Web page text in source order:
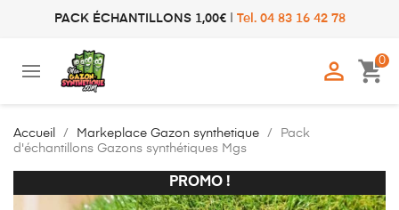
PACK ÉCHANTILLONS 1,00€| Tel. 04 83 16 42 78
 shopping_cart
0
Accueil Markeplace Gazon synthetique
Pack
d'échantillons Gazons synthétiques Mgs
PROMO !
PROMO !